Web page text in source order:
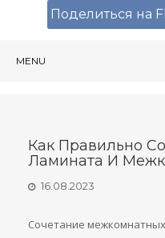
MENU
Как Правильно
Ламината И
16.08.2023
Сочетание
Поделиться на